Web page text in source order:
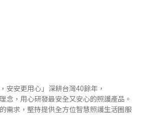
安安更用心」深耕台灣40餘年，
念，用心研發最安全又安心的照護產品。
需求，堅持提供全方位智慧照護生活圈服